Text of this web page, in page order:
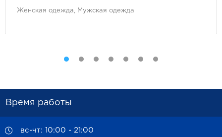
Женская одежда, Мужская одежда
Время работы
вс-чт: 10:00 - 21:00